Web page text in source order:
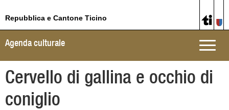
Repubblica e Cantone Ticino
Toggle
Agenda culturale
Cervello di gallina e occhio di
coniglio